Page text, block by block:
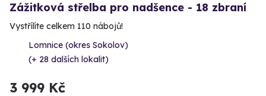
Zážitková střelba pro nadšence - 18 zbraní
Vystřílíte celkem 110 nábojů!
Lomnice (okres Sokolov)
(+ 28 dalších lokalit)
3 999 Kč